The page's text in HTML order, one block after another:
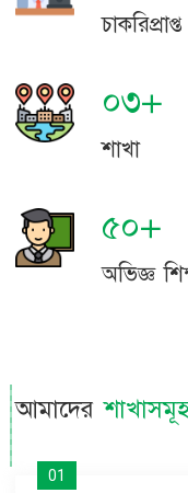
০৩+
শাখা
৫০+
অভিজ্ঞ
আমাদের
01